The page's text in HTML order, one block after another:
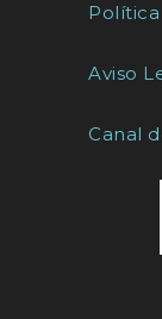
Aviso
Canal